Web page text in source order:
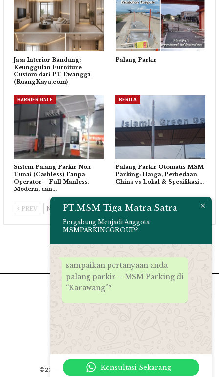
Jasa Interior Bandung:
Keunggulan Furniture
Custom dari PT Ewangga
(RuangKayu.com)
Palang Parkir
BARRIER GATE
Sistem Palang Parkir Non
Tunai (Cashless) Tanpa
Operator – Full Manless,
Modern, dan…
BERITA
Palang Parkir Otomatis MSM
Parking: Harga, Perbedaan
China vs Lokal & Spesifikasi…
PREV NEXT
© 2026 - PT.MSM Tiga Matra Satra. All Rights Reserved.
PT.MSM Tiga Matra Satra
Bergabung Menjadi Anggota
MSMPARKINGGROUP?
sampaikan pertanyaan anda
palang parkir – MSM Parking di
“Karawang”?
Konsultasi Sekarang